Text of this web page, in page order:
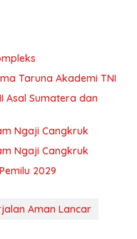
Taruna Akademi TNI
Asal Sumatera dan
Ngaji Cangkruk
Ngaji Cangkruk
2029
Aman Lancar